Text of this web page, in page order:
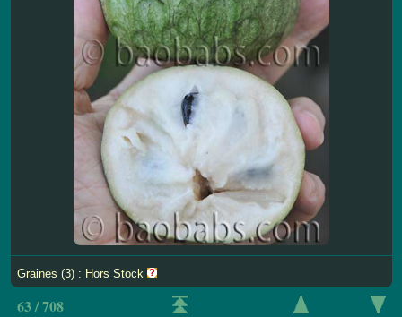
Graines (3) : Hors Stock
63 / 708